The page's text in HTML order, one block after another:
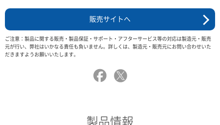
販売サイトへ
ご注意：製品に関する販売・製品保証・サポート・アフターサービス等の対応は製造元・販売
元が行い、弊社はいかなる責任も負いません。詳しくは、製造元・販売元にお問い合わせいた
だきますようお願いいたします。
製品情報